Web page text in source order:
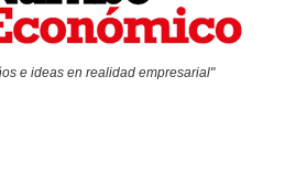
e ideas en realidad empresarial"